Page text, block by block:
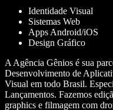
Identidade Visual
Sistemas Web
Apps Android/iOS
Design Gráfico
A Agência Gênios é sua
Desenvolvimento de
Visual em todo Brasil.
Lançamentos. Fazemos
graphics e filmagem com